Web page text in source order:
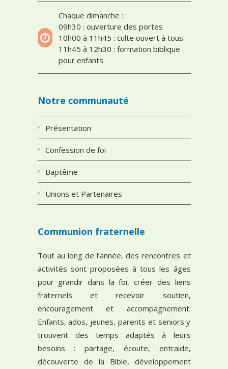
Chaque dimanche :
09h30 : ouverture des portes
10h00 à 11h45 : culte ouvert à tous
11h45 à 12h30 : formation biblique
pour enfants
Notre communauté
Présentation
Confession de foi
Baptême
Unions et Partenaires
Communion fraternelle
Tout au long de l’année, des rencontres et
activités sont proposées à tous les âges
pour grandir dans la foi, créer des liens
fraternels et recevoir soutien,
encouragement et accompagnement.
Enfants, ados, jeunes, parents et seniors y
trouvent des temps adaptés à leurs
besoins : partage, écoute, entraide,
découverte de la Bible, développement